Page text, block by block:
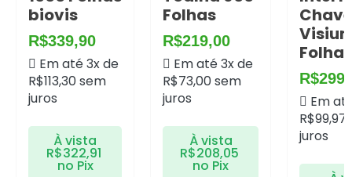
biovis
R$339,90
Em até 3x de
R$113,30sem
juros
À vista
R$322,91
no Pix
Folhas
R$219,00
Em até 3x de
R$73,00sem
juros
À vista
R$208,05
no Pix
R$
Em
R$99,97
juros